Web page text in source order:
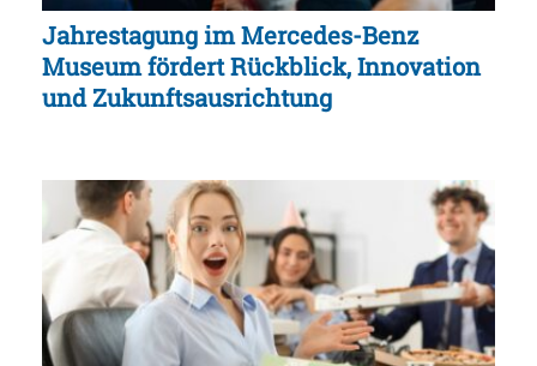
Jahrestagung im Mercedes-Benz
Museum fördert Rückblick, Innovation
und Zukunftsausrichtung